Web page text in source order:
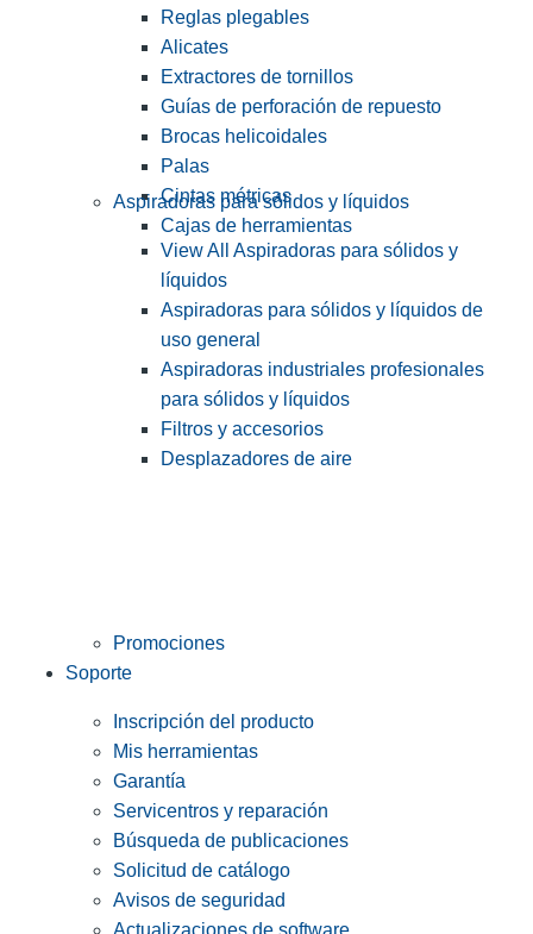
Reglas plegables
Alicates
Extractores de tornillos
Guías de perforación de repuesto
Brocas helicoidales
Palas
Cintas métricas
Cajas de herramientas
Aspiradoras para sólidos y líquidos
View All Aspiradoras para sólidos y
líquidos
Aspiradoras para sólidos y líquidos de
uso general
Aspiradoras industriales profesionales
para sólidos y líquidos
Filtros y accesorios
Desplazadores de aire
Promociones
Soporte
Inscripción del producto
Mis herramientas
Garantía
Servicentros y reparación
Búsqueda de publicaciones
Solicitud de catálogo
Avisos de seguridad